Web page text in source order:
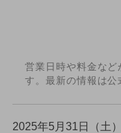
営業日時や料金など
す。最新の情報は公
2025年5月31日（土